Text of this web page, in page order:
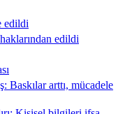
edildi
edildi
Baskılar arttı, mücadele